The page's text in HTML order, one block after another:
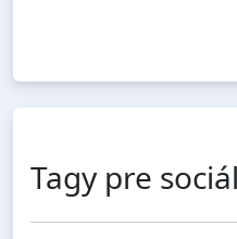
Tagy pre